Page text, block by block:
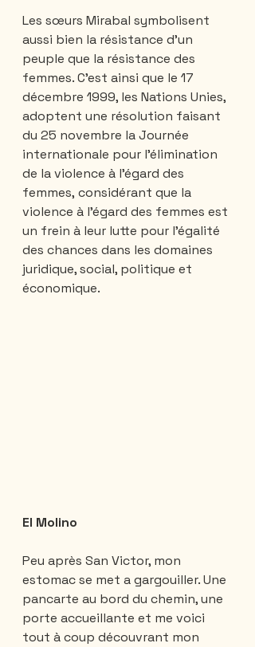
Les sœurs Mirabal symbolisent
aussi bien la résistance d’un
peuple que la résistance des
femmes. C'est ainsi que le 17
décembre 1999, les Nations Unies,
adoptent une résolution faisant
du 25 novembre la Journée
internationale pour l’élimination
de la violence à l’égard des
femmes, considérant que la
violence à l’égard des femmes est
un frein à leur lutte pour l’égalité
des chances dans les domaines
juridique, social, politique et
économique.
El Molino
Peu après San Victor, mon
estomac se met a gargouiller. Une
pancarte au bord du chemin, une
porte accueillante et me voici
tout à coup découvrant mon